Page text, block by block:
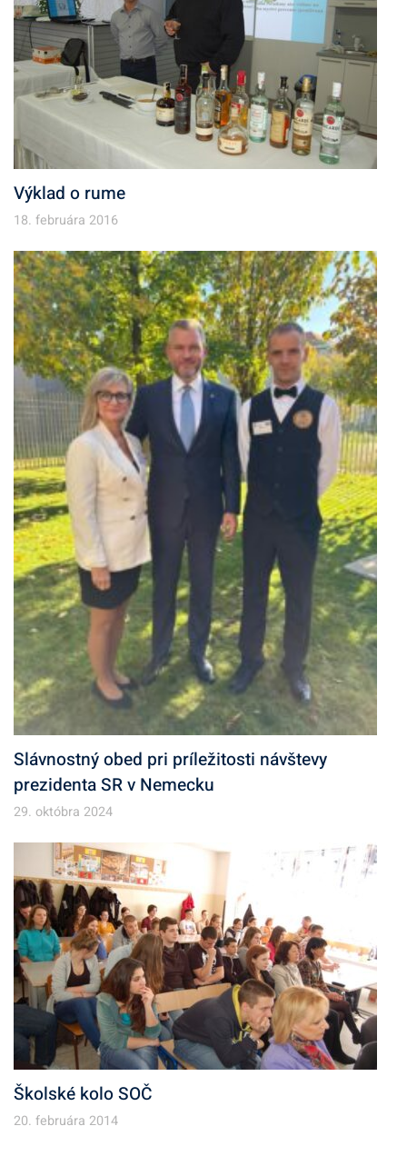
Výklad o rume
18. februára 2016
Slávnostný obed pri príležitosti návštevy
prezidenta SR v Nemecku
29. októbra 2024
Školské kolo SOČ
20. februára 2014